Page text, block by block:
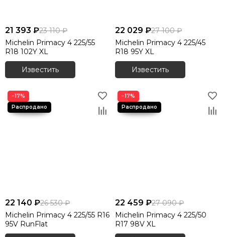
21 393 ₽23 110 ₽
Michelin Primacy 4 225/55
R18 102Y XL
Известить
22 029 ₽27 100 ₽
Michelin Primacy 4 225/45
R18 95Y XL
Известить
−17%
22 140 ₽26 530 ₽
Michelin Primacy 4 225/55 R16
95V RunFlat
−17%
22 459 ₽27 090 ₽
Michelin Primacy 4 225/50
R17 98V XL